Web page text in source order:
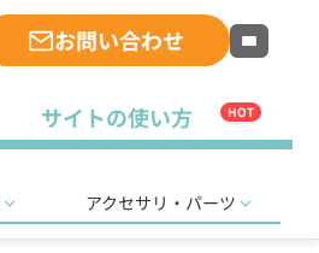
お問い合わせ
サイトの使い方 HOT
アクセサリ・パーツ